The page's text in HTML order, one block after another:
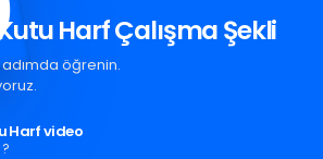
Harf Çalışma Şekli
adımda öğrenin.
Harf video